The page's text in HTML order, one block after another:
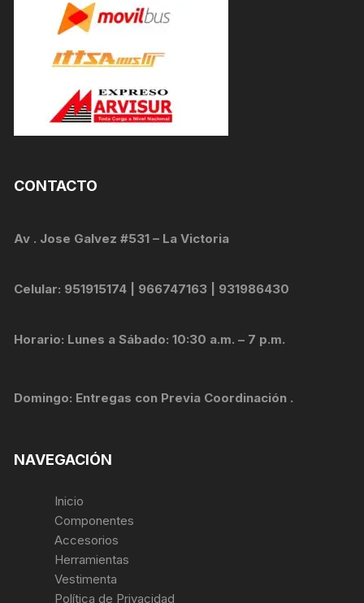
CONTACTO
Av . Jose Galvez #531 – La Victoria
Celular: 951915174 | 966747163 | 931986430
Horario: Lunes a Sábado: 10:30 a.m. – 7 p.m.
Domingo: Entregas con Previa Coordinación .
NAVEGACIÓN
Inicio
Componentes
Accesorios
Herramientas
Vestimenta
Política de Privacidad